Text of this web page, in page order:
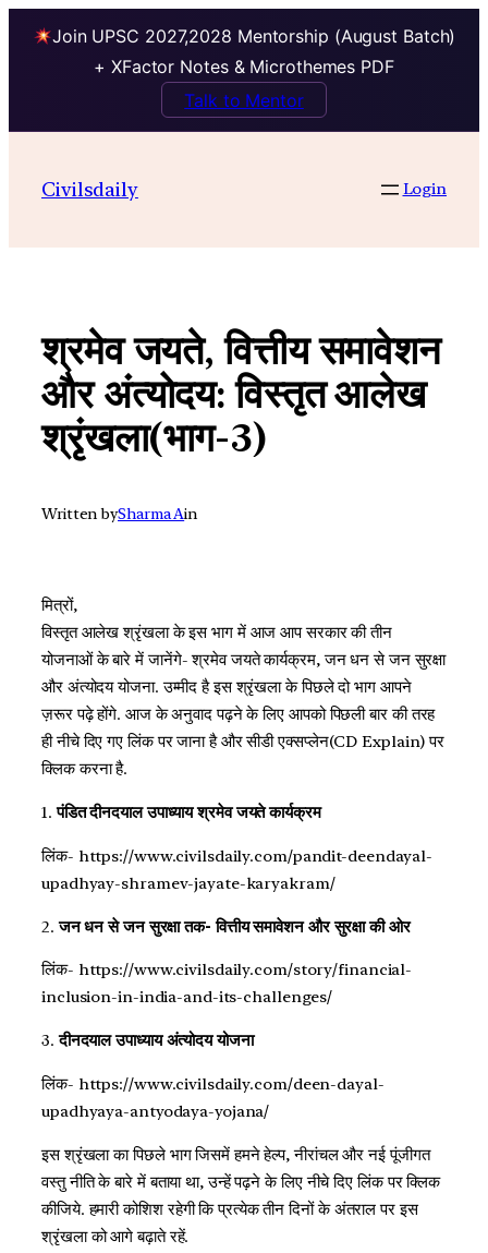
Join UPSC 2027,2028 Mentorship (August Batch)
+ XFactor Notes & Microthemes PDF
Talk to Mentor
contentCivilsdaily Login
श्रमेव जयते, वित्तीय समावेशन
और अंत्योदय: विस्तृत आलेख
श्रृंखला(भाग-3)
Written bySharma Ain
मित्रों,
विस्तृत आलेख श्रृंखला के इस भाग में आज आप सरकार की तीन
योजनाओं के बारे में जानेंगे- श्रमेव जयते कार्यक्रम, जन धन से जन सुरक्षा
और अंत्योदय योजना. उम्मीद है इस श्रृंखला के पिछले दो भाग आपने
ज़रूर पढ़े होंगे. आज के अनुवाद पढ़ने के लिए आपको पिछली बार की तरह
ही नीचे दिए गए लिंक पर जाना है और सीडी एक्सप्लेन(CD Explain) पर
क्लिक करना है.
1.पंडित दीनदयाल उपाध्याय श्रमेव जयते कार्यक्रम
लिंक- https://www.civilsdaily.com/pandit-deendayal-
upadhyay-shramev-jayate-karyakram/
2.जन धन से जन सुरक्षा तक- वित्तीय समावेशन और सुरक्षा की ओर
लिंक- https://www.civilsdaily.com/story/financial-
inclusion-in-india-and-its-challenges/
3. दीनदयाल उपाध्याय अंत्योदय योजना
लिंक- https://www.civilsdaily.com/deen-dayal-
upadhyaya-antyodaya-yojana/
इस श्रृंखला का पिछले भाग जिसमें हमने हेल्प, नीरांचल और नई पूंजीगत
वस्तु नीति के बारे में बताया था, उन्हें पढ़ने के लिए नीचे दिए लिंक पर क्लिक
कीजिये. हमारी कोशिश रहेगी कि प्रत्येक तीन दिनों के अंतराल पर इस
श्रृंखला को आगे बढ़ाते रहें.